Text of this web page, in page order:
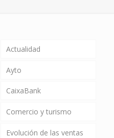
Actualidad
Ayto
CaixaBank
Comercio y turismo
Evolución de las ventas